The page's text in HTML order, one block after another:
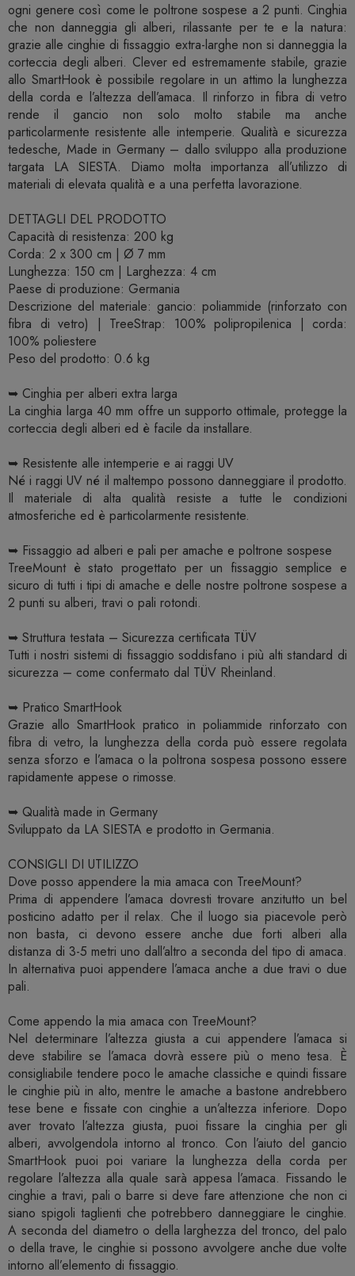
ogni genere così come le poltrone sospese a 2 punti. Cinghia
che non danneggia gli alberi, rilassante per te e la natura:
grazie alle cinghie di fissaggio extra-larghe non si danneggia la
corteccia degli alberi. Clever ed estremamente stabile, grazie
allo SmartHook è possibile regolare in un attimo la lunghezza
della corda e l’altezza dell’amaca. Il rinforzo in fibra di vetro
rende il gancio non solo molto stabile ma anche
particolarmente resistente alle intemperie. Qualità e sicurezza
tedesche, Made in Germany – dallo sviluppo alla produzione
targata LA SIESTA. Diamo molta importanza all’utilizzo di
materiali di elevata qualità e a una perfetta lavorazione.
DETTAGLI DEL PRODOTTO
Capacità di resistenza: 200 kg
Corda: 2 x 300 cm | Ø 7 mm
Lunghezza: 150 cm | Larghezza: 4 cm
Paese di produzione: Germania
Descrizione del materiale: gancio: poliammide (rinforzato con
fibra di vetro) | TreeStrap: 100% polipropilenica | corda:
100% poliestere
Peso del prodotto: 0.6 kg
➥ Cinghia per alberi extra larga
La cinghia larga 40 mm offre un supporto ottimale, protegge la
corteccia degli alberi ed è facile da installare.
➥ Resistente alle intemperie e ai raggi UV
Né i raggi UV né il maltempo possono danneggiare il prodotto.
Il materiale di alta qualità resiste a tutte le condizioni
atmosferiche ed è particolarmente resistente.
➥ Fissaggio ad alberi e pali per amache e poltrone sospese
TreeMount è stato progettato per un fissaggio semplice e
sicuro di tutti i tipi di amache e delle nostre poltrone sospese a
2 punti su alberi, travi o pali rotondi.
➥ Struttura testata – Sicurezza certificata TÜV
Tutti i nostri sistemi di fissaggio soddisfano i più alti standard di
sicurezza – come confermato dal TÜV Rheinland.
➥ Pratico SmartHook
Grazie allo SmartHook pratico in poliammide rinforzato con
fibra di vetro, la lunghezza della corda può essere regolata
senza sforzo e l’amaca o la poltrona sospesa possono essere
rapidamente appese o rimosse.
➥ Qualità made in Germany
Sviluppato da LA SIESTA e prodotto in Germania.
CONSIGLI DI UTILIZZO
Dove posso appendere la mia amaca con TreeMount?
Prima di appendere l’amaca dovresti trovare anzitutto un bel
posticino adatto per il relax. Che il luogo sia piacevole però
non basta, ci devono essere anche due forti alberi alla
distanza di 3-5 metri uno dall’altro a seconda del tipo di amaca.
In alternativa puoi appendere l’amaca anche a due travi o due
pali.
Come appendo la mia amaca con TreeMount?
Nel determinare l’altezza giusta a cui appendere l’amaca si
deve stabilire se l’amaca dovrà essere più o meno tesa. È
consigliabile tendere poco le amache classiche e quindi fissare
le cinghie più in alto, mentre le amache a bastone andrebbero
tese bene e fissate con cinghie a un’altezza inferiore. Dopo
aver trovato l’altezza giusta, puoi fissare la cinghia per gli
alberi, avvolgendola intorno al tronco. Con l’aiuto del gancio
SmartHook puoi poi variare la lunghezza della corda per
regolare l’altezza alla quale sarà appesa l’amaca. Fissando le
cinghie a travi, pali o barre si deve fare attenzione che non ci
siano spigoli taglienti che potrebbero danneggiare le cinghie.
A seconda del diametro o della larghezza del tronco, del palo
o della trave, le cinghie si possono avvolgere anche due volte
intorno all’elemento di fissaggio.